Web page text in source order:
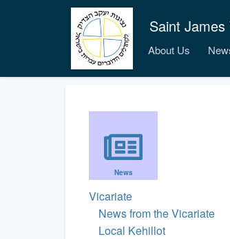
Saint
About Us
News
Vicariate
News from the Vicariate
Local Kehillot